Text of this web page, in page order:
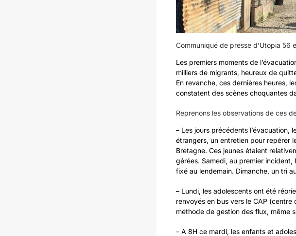
Communiqué de presse d’Utopia 56
Les premiers moments de
milliers de migrants, heureux de
En revanche, ces dernières heures,
constatent des scènes choquantes
Reprenons les observations de ces
– Les jours précédents l’évacuation,
étrangers, un entretien pour repérer
Bretagne. Ces jeunes étaient
gérées. Samedi, au premier
fixé au lendemain. Dimanche, un tri
– Lundi, les adolescents ont été
renvoyés en bus vers le CAP (centre
méthode de gestion des flux, même
– A 8H ce mardi, les enfants et